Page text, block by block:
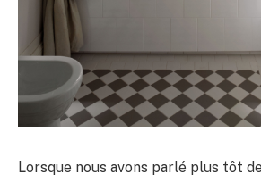
Lorsque nous avons parlé plus tôt